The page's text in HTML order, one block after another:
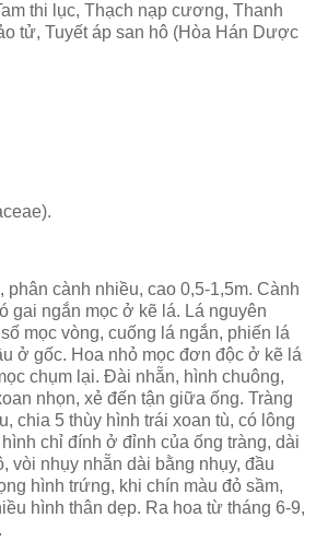
thi lục, Thạch nạp cương, Thanh
tử, Tuyết áp san hô (Hòa Hán Dược
phân cành nhiều, cao 0,5-1,5m. Cành
gai ngắn mọc ở kẽ lá. Lá nguyên
mọc vòng, cuống lá ngắn, phiến lá
ở gốc. Hoa nhỏ mọc đơn độc ở kẽ lá
chụm lại. Đài nhẵn, hình chuông,
nhọn, xẻ đến tận giữa ống. Tràng
chia 5 thùy hình trái xoan tù, có lông
chỉ đính ở đỉnh của ống tràng, dài
vòi nhụy nhẵn dài bằng nhụy, đầu
hình trứng, khi chín màu đỏ sầm,
hình thân dẹp. Ra hoa từ tháng 6-9,